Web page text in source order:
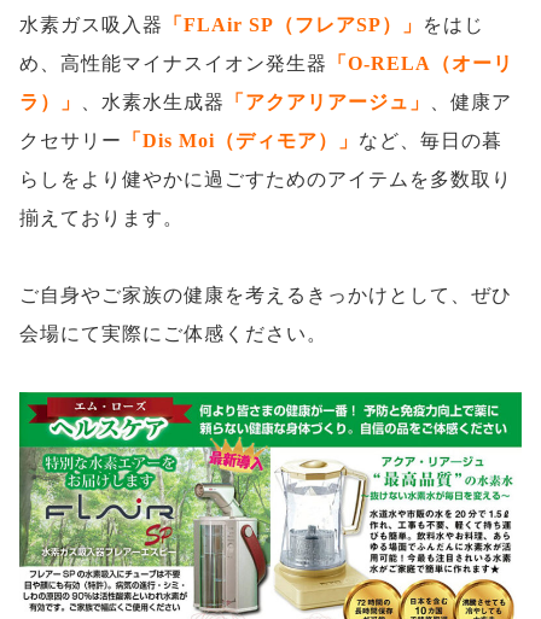
水素ガス吸入器 「FLAir SP（フレアSP）」
をはじ
め、高性能マイナスイオン発生器
「O-RELA（オーリ
ラ）」
、水素水生成器 「アクアリアージュ」
、健康ア
クセサリー
「Dis Moi（ディモア）」 など、毎日の暮
らしをより健やかに過ごすためのアイテムを多数取り
揃えております。
ご自身やご家族の健康を考えるきっかけとして、ぜひ
会場にて実際にご体感ください。